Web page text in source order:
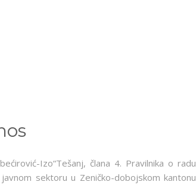
Izo“Tešanj, člana 4. Pravilnika o radu
sektoru u Zeničko-dobojskom kantonu